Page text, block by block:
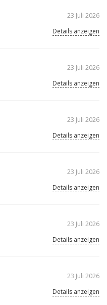
23 Juli 2026
Details anzeigen
23 Juli 2026
Details anzeigen
23 Juli 2026
Details anzeigen
23 Juli 2026
Details anzeigen
23 Juli 2026
Details anzeigen
23 Juli 2026
Details anzeigen